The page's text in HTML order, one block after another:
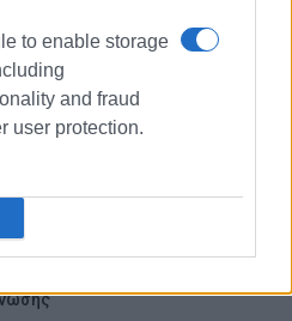
to enable storage
and fraud
user protection.
Καθηγητής του Ιονίου
ο Οικουμενικός
Βαρθολομαίος
η Τεχνητή Νοημοσύνη
την πνευματική